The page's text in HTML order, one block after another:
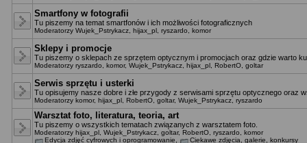
Smartfony w fotografii
Tu piszemy na temat smartfonów i ich możliwości fotograficznych
Moderatorzy Wujek_Pstrykacz hijax_pl ryszardo komor
Sklepy i promocje
Tu piszemy o sklepach ze sprzętem optycznym i promocjach oraz gdzie warto
Moderatorzy ryszardo komor, Wujek_Pstrykacz hijax_pl RobertO goltar
Serwis sprzętu i usterki
Tu opisujemy nasze dobre i złe przygody z serwisami sprzętu optycznego oraz
Moderatorzy komor, hijax_pl RobertO goltar, Wujek_Pstrykacz ryszardo
Warsztat foto, literatura, teoria, art
Tu piszemy o wszystkich tematach związanych z warsztatem foto.
Moderatorzy hijax_pl Wujek_Pstrykacz goltar, RobertO ryszardo
komor
Edycja zdjęć cyfrowych i oprogramowanie
Ciekawe zdjęcia, galerie, konkursy